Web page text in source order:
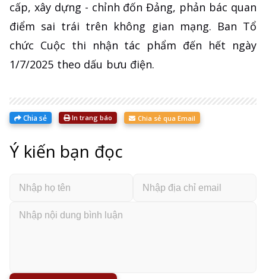
cấp, xây dựng - chỉnh đốn Đảng, phản bác quan
điểm sai trái trên không gian mạng. Ban Tổ
chức Cuộc thi nhận tác phẩm đến hết ngày
1/7/2025 theo dấu bưu điện.
Chia sẻ In trang báo Chia sẻ qua Email
Ý kiến bạn đọc